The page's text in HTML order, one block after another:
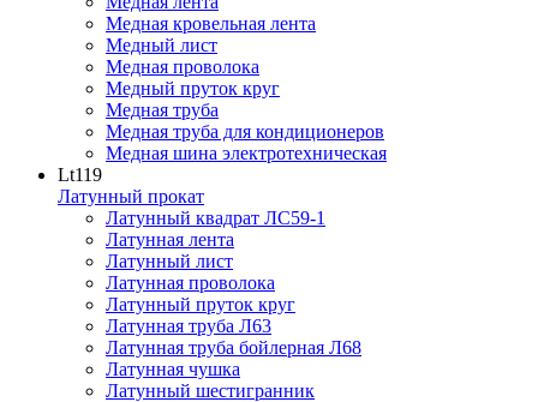
Медная кровельная лента
Медный лист
Медная проволока
Медный пруток круг
Медная труба
Медная труба для кондиционеров
Медная шина электротехническая
Lt119
Латунный прокат
Латунный квадрат ЛС59-1
Латунная лента
Латунный лист
Латунная проволока
Латунный пруток круг
Латунная труба Л63
Латунная труба бойлерная Л68
Латунная чушка
Латунный шестигранник